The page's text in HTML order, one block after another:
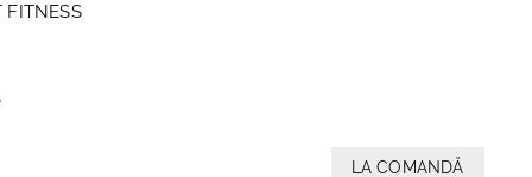
FITNESS
LA COMANDĂ